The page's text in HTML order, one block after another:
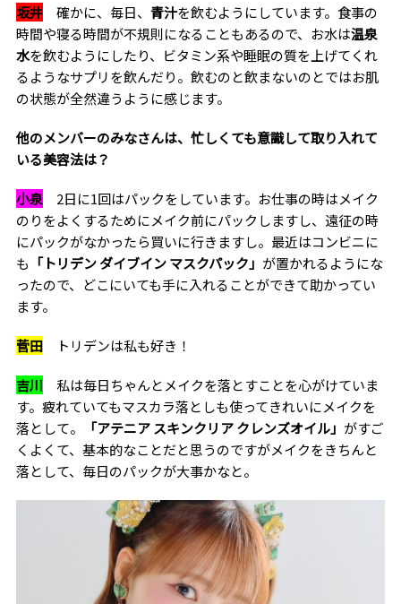
坂井 確かに、毎日、 青汁を飲むようにしています。食事の
時間や寝る時間が不規則になることもあるので、お水は温泉
水を飲むようにしたり、ビタミン系や睡眠の質を上げてくれ
るようなサプリを飲んだり。飲むのと飲まないのとではお肌
の状態が全然違うように感じます。
――他のメンバーのみなさんは、忙しくても意識して取り入れて
いる美容法は？
小泉
2日に1回はパックをしています。お仕事の時はメイク
のりをよくするためにメイク前にパックしますし、遠征の時
にパックがなかったら買いに行きますし。最近はコンビニに
も 「トリデン ダイブイン マスクパック」 が置かれるようにな
ったので、どこにいても手に入れることができて助かってい
ます。
菅田 トリデンは私も好き！
吉川
私は毎日ちゃんとメイクを落とすことを心がけていま
す。疲れていてもマスカラ落としも使ってきれいにメイクを
落として。
「アテニア スキンクリア クレンズオイル」 がすご
くよくて、基本的なことだと思うのですがメイクをきちんと
落として、毎日のパックが大事かなと。